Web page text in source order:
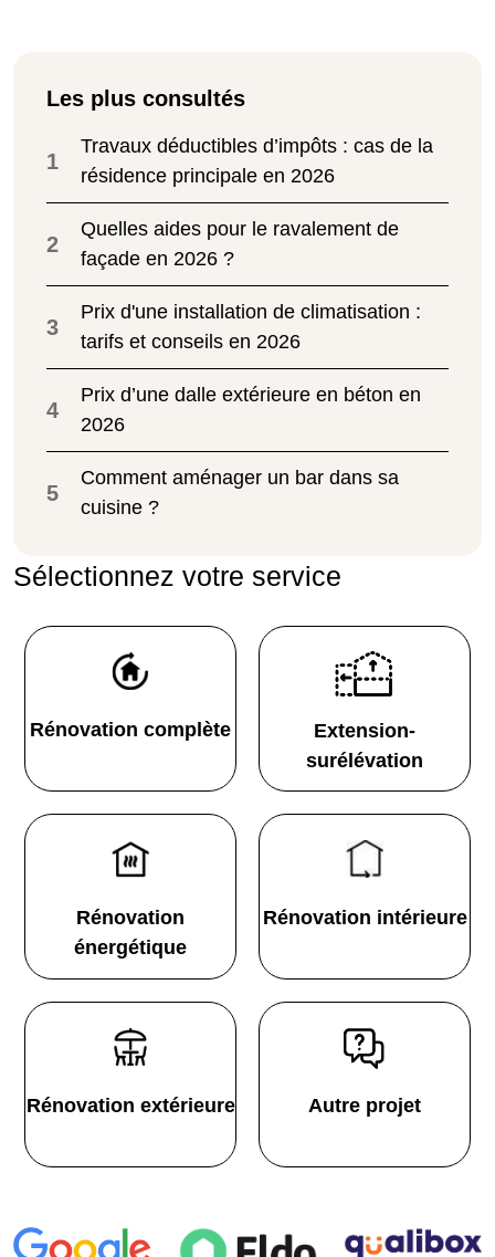
Les plus consultés
1
Travaux déductibles d’impôts : cas de la
résidence principale en 2026
2
Quelles aides pour le ravalement de
façade en 2026 ?
3
Prix d'une installation de climatisation :
tarifs et conseils en 2026
4
Prix d’une dalle extérieure en béton en
2026
5
Comment aménager un bar dans sa
cuisine ?
Sélectionnez votre service
Rénovation complète
Extension-
surélévation
Rénovation
énergétique
Rénovation intérieure
Rénovation extérieure Autre projet